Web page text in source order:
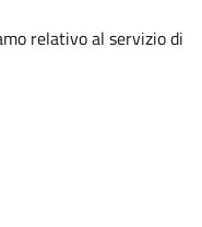
relativo al servizio di